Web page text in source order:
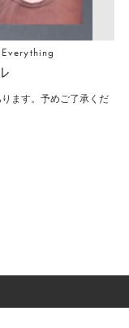
ます。予めご了承くだ